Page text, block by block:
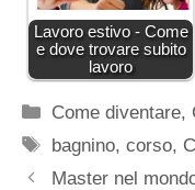
Lavoro estivo - Come
e dove trovare subito
lavoro
Categorie
Come diventare,
Tag
bagnino,corso,
Master nel